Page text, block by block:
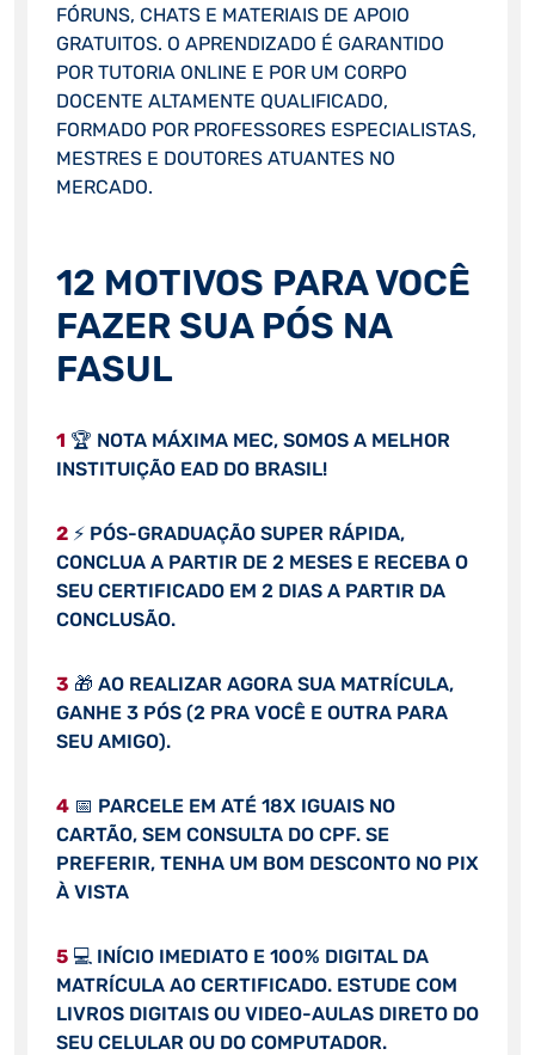
FÓRUNS, CHATS E MATERIAIS DE APOIO
GRATUITOS. O APRENDIZADO É GARANTIDO
POR TUTORIA ONLINE E POR UM CORPO
DOCENTE ALTAMENTE QUALIFICADO,
FORMADO POR PROFESSORES ESPECIALISTAS,
MESTRES E DOUTORES ATUANTES NO
MERCADO.
12 MOTIVOS PARA VOCÊ
FAZER SUA PÓS NA
FASUL
1 🏆 NOTA MÁXIMA MEC, SOMOS A MELHOR
INSTITUIÇÃO EAD DO BRASIL!
2⚡ PÓS-GRADUAÇÃO SUPER RÁPIDA,
CONCLUA A PARTIR DE 2 MESES E RECEBA O
SEU CERTIFICADO EM 2 DIAS A PARTIR DA
CONCLUSÃO.
3 🎁 AO REALIZAR AGORA SUA MATRÍCULA,
GANHE 3 PÓS (2 PRA VOCÊ E OUTRA PARA
SEU AMIGO).
4📅 PARCELE EM ATÉ 18X IGUAIS NO
CARTÃO, SEM CONSULTA DO CPF. SE
PREFERIR, TENHA UM BOM DESCONTO NO PIX
À VISTA
5💻 INÍCIO IMEDIATO E 100% DIGITAL DA
MATRÍCULA AO CERTIFICADO. ESTUDE COM
LIVROS DIGITAIS OU VIDEO-AULAS DIRETO DO
SEU CELULAR OU DO COMPUTADOR.